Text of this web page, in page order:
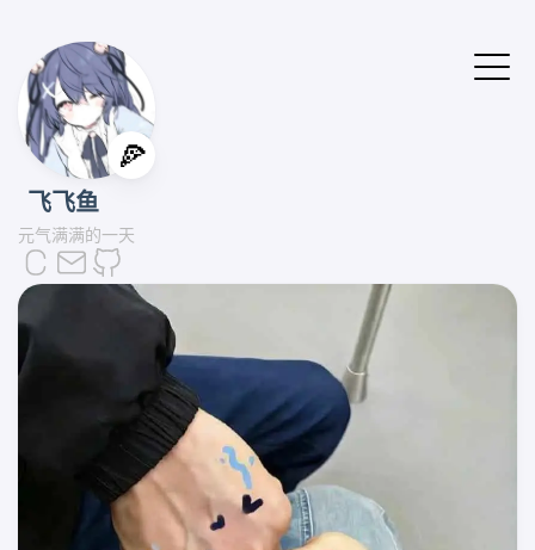
🍕
飞飞鱼
元气满满的一天